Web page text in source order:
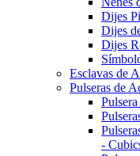
Dijes
Dijes
Dijes
Esclavas de
Pulseras de
-